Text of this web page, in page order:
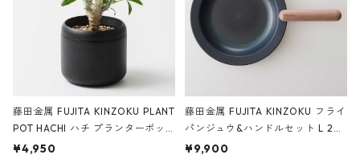
藤田金属 FUJITA KINZOKU PLANT
POT HACHI ハチ プランターポッ
ト 3号 ブラック
¥4,950
藤田金属 FUJITA KINZOKU フライ
パンジュウ&ハンドルセット L 24c
m ガス火・IH対応 鉄フライパン
¥9,900